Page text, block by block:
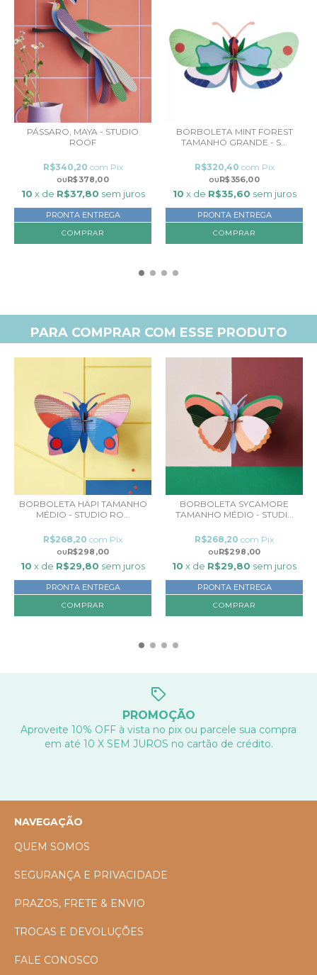
PÁSSARO, MAYA - STUDIO
ROOF
R$378,00
R$340,20 com Pix
10 x de R$37,80 sem juros
PRONTA ENTREGA
BORBOLETA MINT FOREST
TAMANHO GRANDE - S...
R$356,00
R$320,40 com Pix
10 x de R$35,60 sem juros
PRONTA ENTREGA
PARA COMPRAR COM ESSE PRODUTO
BORBOLETA HAPI TAMANHO
MÉDIO - STUDIO RO...
R$298,00
R$268,20 com Pix
10 x de R$29,80 sem juros
PRONTA ENTREGA
BORBOLETA SYCAMORE
TAMANHO MÉDIO - STUDI...
R$298,00
R$268,20 com Pix
10 x de R$29,80 sem juros
PRONTA ENTREGA
PROMOÇÃO
Aproveite 10% OFF à vista no pix ou parcele sua compra
em até 10 X SEM JUROS no cartão de crédito.
NAVEGAÇÃO
QUEM SOMOS
SEGURANÇA E PRIVACIDADE
PRAZOS, FRETE & ENVIO
TROCAS E DEVOLUÇÕES
FALE CONOSCO